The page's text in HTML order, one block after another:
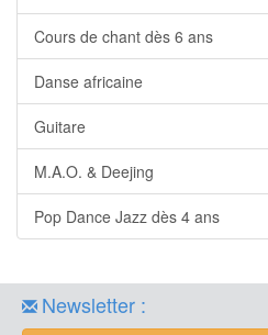
Cours de chant dès 6 ans
Danse africaine
Guitare
M.A.O. & Deejing
Pop Dance Jazz dès 4 ans
Newsletter :